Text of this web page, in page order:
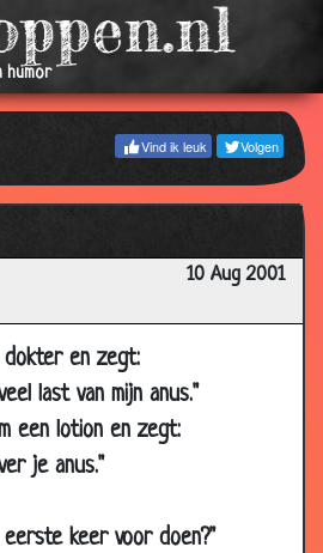
humor
Vind ik leuk Volgen
10 Aug 2001
dokter en zegt:
last van mijn anus."
een lotion en zegt:
je anus."
keer voor doen?"
de zorg
3.50
3.63
3.30